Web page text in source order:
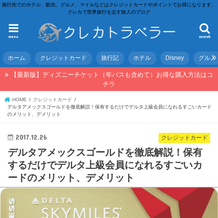
旅行先でのホテル、観光、グルメ、マイルなどはクレジットカードやポイントでお得になります。
クレカで世界旅行を志す旅人のブログ
search
menu
ホーム クレジットカード 旅行記 ホテル Disney グルメ
【最新版】ディズニーチケット（年パスも含めて）お得な購入方法はコ
チラ
HOME
クレジットカード
デルタアメックスゴールドを徹底解説！保有するだけでデルタ上級会員になれるすごいカード
のメリット、デメリット
クレジットカード
2017.12.26
デルタアメックスゴールドを徹底解説！保有
するだけでデルタ上級会員になれるすごいカ
ードのメリット、デメリット